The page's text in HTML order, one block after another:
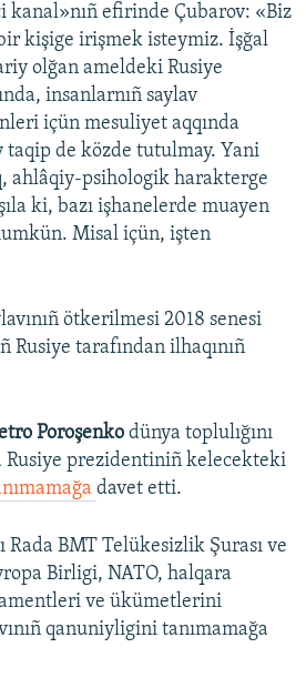
kanal»nıñ efirinde Çubarov: «Biz
kişige irişmek isteymiz. İşğal
olğan ameldeki Rusiye
insanlarnıñ saylav
içün mesuliyet aqqında
de közde tutulmay. Yani
ahlâqiy-psihologik harakterge
ki, bazı işhanelerde muayen
Misal içün, işten
ötkerilmesi 2018 senesi
Rusiye tarafından ilhaqınıñ
Poroşenko dünya toplulığını
Rusiye prezidentiniñ kelecekteki
davet etti.
Rada BMT Telükesizlik Şurası ve
Birligi, NATO, halqara
ve ükümetlerini
qanuniyligini tanımamağa